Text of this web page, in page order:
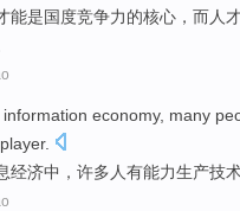
能是国度竞争力的核心 ， 而人
information economy, many
player.
经济中， 许多 人有能力生产技